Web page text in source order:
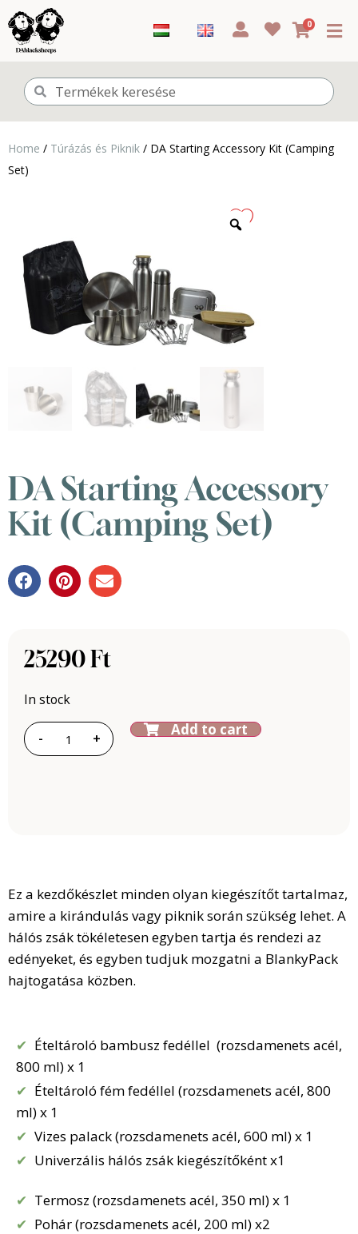
0
Home / Túrázás és Piknik / DA Starting Accessory Kit (Camping
Set)
DA Starting Accessory
Kit (Camping Set)
25290Ft
In stock
- + Add to cart
Ez a kezdőkészlet minden olyan kiegészítőt tartalmaz,
amire a kirándulás vagy piknik során szükség lehet. A
hálós zsák tökéletesen egyben tartja és rendezi az
edényeket, és egyben tudjuk mozgatni a BlankyPack
hajtogatása közben.
Ételtároló bambusz fedéllel (rozsdamenets acél,
800 ml) x 1
Ételtároló fém fedéllel (rozsdamenets acél, 800
ml) x 1
Vizes palack (rozsdamenets acél, 600 ml) x 1
Univerzális hálós zsák kiegészítőként x1
Termosz (rozsdamenets acél, 350 ml) x 1
Pohár (rozsdamenets acél, 200 ml) x2